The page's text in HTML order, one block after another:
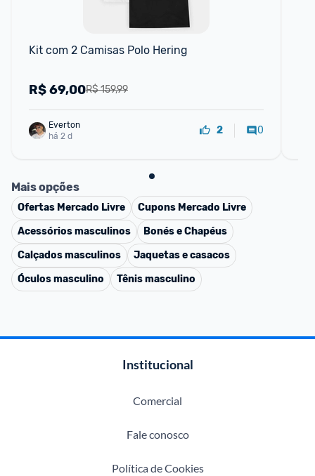
Kit com 2 Camisas Polo Hering
R$ 159,99
R$69,00
Everton
há 2 d
2 0
Mais opções
Ofertas Mercado Livre Cupons Mercado Livre
Acessórios masculinos
Bonés e Chapéus
Calçados masculinos
Jaquetas e casacos
Óculos masculino
Tênis masculino
Institucional
Comercial
Fale conosco
Política de Cookies